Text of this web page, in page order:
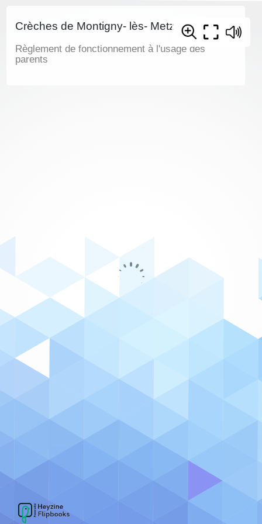
Crèches de Montigny- lès- Metz
Règlement de fonctionnement à l'usage des
parents